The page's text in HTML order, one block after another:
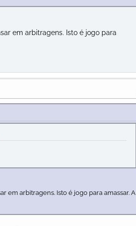
em arbitragens. Isto é jogo para
em arbitragens. Isto é jogo para amassar. A